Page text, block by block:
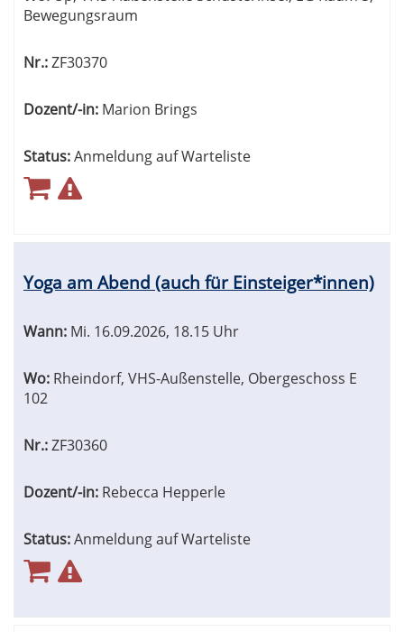
Bewegungsraum
Nr.:ZF30370
Dozent/-in: Marion Brings
Status:Anmeldung auf Warteliste
Yoga am Abend (auch für Einsteiger*innen)
Wann: Mi. 16.09.2026, 18.15 Uhr
Wo: Rheindorf, VHS-Außenstelle, Obergeschoss E
102
Nr.:ZF30360
Dozent/-in: Rebecca Hepperle
Status:Anmeldung auf Warteliste